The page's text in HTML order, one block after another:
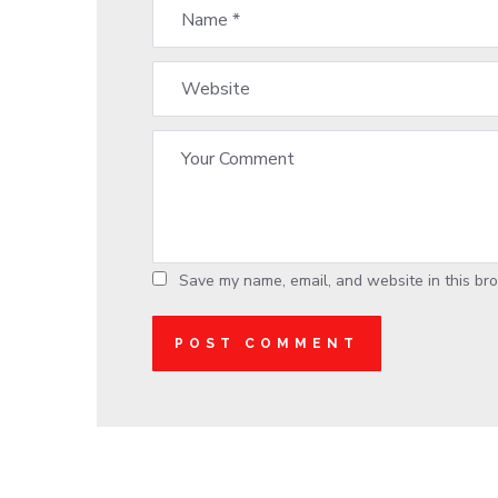
Save my name, email, and website in this